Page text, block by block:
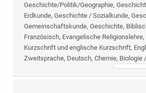
Geschichte/Politik/Geographie,
Erdkunde, Geschichte / Sozialkunde,
Gemeinschaftskunde, Geschichte,
Französisch, Evangelische
Kurzschrift und englische Kurzschrift,
Zweitsprache, Deutsch, Chemie, Biologie